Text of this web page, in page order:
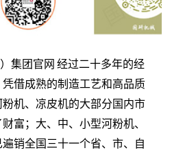
集团官网 经过二十多年的经
借成熟的制造工艺和高品质
机、凉皮机的大部分国内市
富；大、中、小型河粉机、
销全国三十一个省、市、自